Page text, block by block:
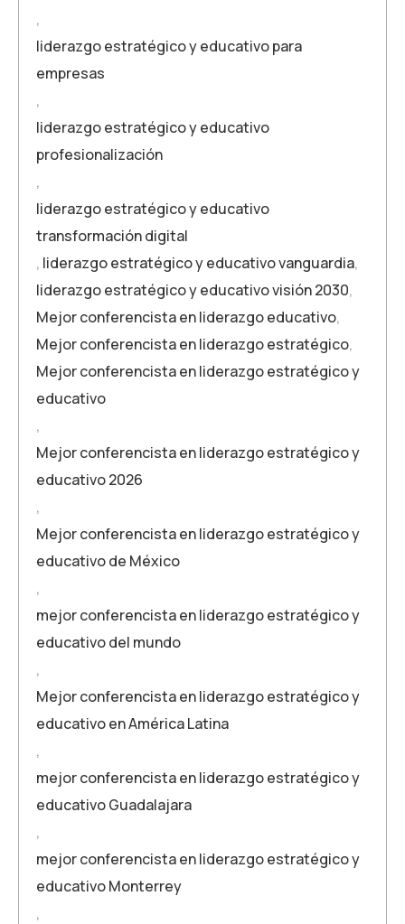
,
liderazgo estratégico y educativo para
empresas
,
liderazgo estratégico y educativo
profesionalización
,
liderazgo estratégico y educativo
transformación digital
, liderazgo estratégico y educativo vanguardia,
liderazgo estratégico y educativo visión 2030,
Mejor conferencista en liderazgo educativo,
Mejor conferencista en liderazgo estratégico,
Mejor conferencista en liderazgo estratégico y
educativo
,
Mejor conferencista en liderazgo estratégico y
educativo 2026
,
Mejor conferencista en liderazgo estratégico y
educativo de México
,
mejor conferencista en liderazgo estratégico y
educativo del mundo
,
Mejor conferencista en liderazgo estratégico y
educativo en América Latina
,
mejor conferencista en liderazgo estratégico y
educativo Guadalajara
,
mejor conferencista en liderazgo estratégico y
educativo Monterrey
,